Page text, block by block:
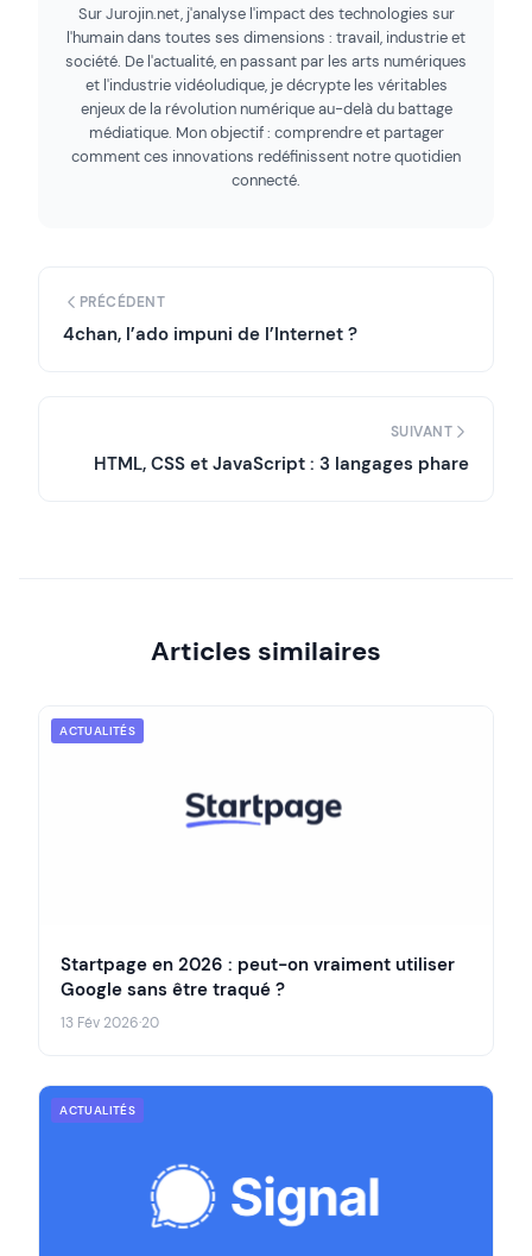
Sur Jurojin.net, j'analyse l'impact des technologies sur
l'humain dans toutes ses dimensions : travail, industrie et
société. De l'actualité, en passant par les arts numériques
et l'industrie vidéoludique, je décrypte les véritables
enjeux de la révolution numérique au-delà du battage
médiatique. Mon objectif : comprendre et partager
comment ces innovations redéfinissent notre quotidien
connecté.
PRÉCÉDENT
4chan, l’ado impuni de l’Internet ?
SUIVANT
HTML, CSS et JavaScript : 3 langages phare
Articles similaires
ACTUALITÉS
Startpage en 2026 : peut-on vraiment utiliser
Google sans être traqué ?
13 Fév 2026·20
ACTUALITÉS